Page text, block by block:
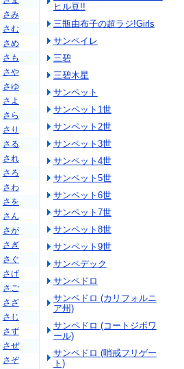
さみ
さむ
さめ
さも
さや
さゆ
さよ
さら
さり
さる
され
さろ
さわ
さを
さん
さが
さぎ
さぐ
さげ
さご
さざ
さじ
さず
さぜ
さぞ
ヒル豆!!
三瓶由布子の超ラジ!Girls
サンペイレ
三碧
三碧木星
サンペット
サンペット1世
サンペット2世
サンペット3世
サンペット4世
サンペット5世
サンペット6世
サンペット7世
サンペット8世
サンペット9世
サンペデック
サンペドロ
サンペドロ (カリフォルニ
ア州)
サンペドロ (コートジボワ
ール)
サンペドロ (哨戒フリゲー
ト)